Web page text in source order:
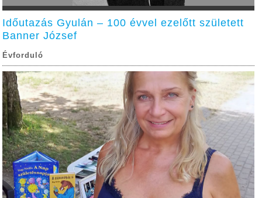
Időutazás Gyulán – 100 évvel ezelőtt született
Banner József
Évforduló